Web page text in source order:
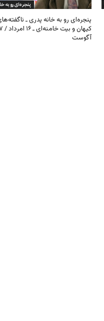
پنجره‌ای رو به
پنجره‌ای رو به خانه پدری ـ
کیهان و بیت
آگوست